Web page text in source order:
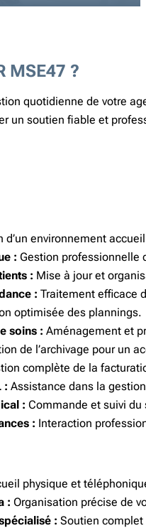
MSE47 ?
quotidienne de votre
un soutien fiable et
d’un environnement
: Gestion professionnelle
: Mise à jour et
: Traitement efficace
optimisée des plannings.
soins : Aménagement et
de l’archivage pour un
complète de la
: Assistance dans la
: Commande et suivi
: Interaction
physique et
: Organisation précise de
: Soutien